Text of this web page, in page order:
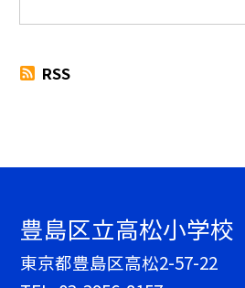
RSS
豊島区立高松小学校
東京都豊島区高松2-57-22